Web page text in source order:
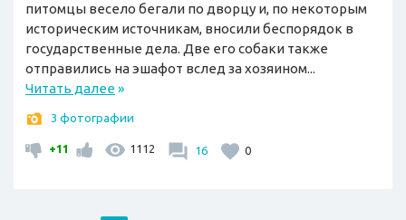
питомцы весело бегали по дворцу и, по некоторым
историческим источникам, вносили беспорядок в
государственные дела. Две его собаки также
отправились на эшафот вслед за хозяином...
Читать далее»
3 фотографии
+11 1112 16 0